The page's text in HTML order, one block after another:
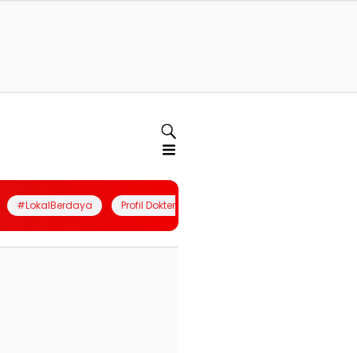
#LokalBerdaya Profil Dokter